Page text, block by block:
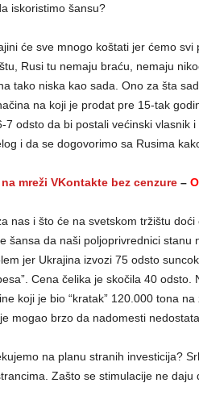
iskoristimo šansu?
će sve mnogo koštati jer ćemo
Rusi tu nemaju braću, nemaju
tako niska kao sada. Ono za šta
na koji je prodat pre 15-tak
7 odsto da bi postali većinski vlasnik
i da se dogovorimo sa Rusima
mreži VKontakte bez cenzure–
nas i što će na svetskom tržištu
šansa da naši poljoprivrednici
jer Ukrajina izvozi 75 odsto
Cena čelika je skočila 40
koji je bio “kratak” 120.000 tona
mogao brzo da nadomesti
na planu stranih investicija?
Zašto se stimulacije ne daju